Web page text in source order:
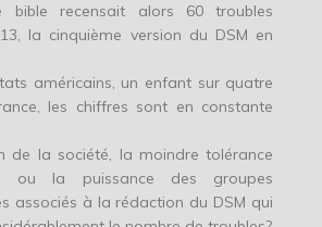
bible recensait alors 60 troubles
la cinquième version du DSM en
américains, un enfant sur quatre
les chiffres sont en constante
de la société, la moindre tolérance
ou la puissance des groupes
associés à la rédaction du DSM qui